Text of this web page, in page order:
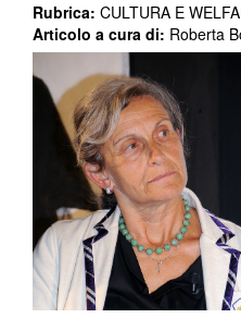
Rubrica: CULTURA E
Articolo a cura di: Roberta